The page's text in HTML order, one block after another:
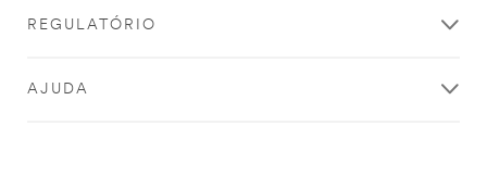
REGULATÓRIO
AJUDA